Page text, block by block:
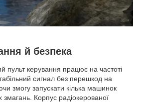
й безпека
пульт керування працює на частоті
сигнал без перешкод на
змогу запускати кілька машинок
Корпус радіокерованої